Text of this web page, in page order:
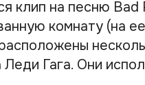
клип на песню Bad
комнату (на
Гага. Они